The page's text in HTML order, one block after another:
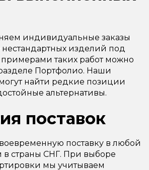
индивидуальные заказы
нестандартных изделий под
таких работ можно
Портфолио. Наши
найти редкие позиции
альтернативы.
поставок
поставку в любой
в страны СНГ. При выборе
мы учитываем